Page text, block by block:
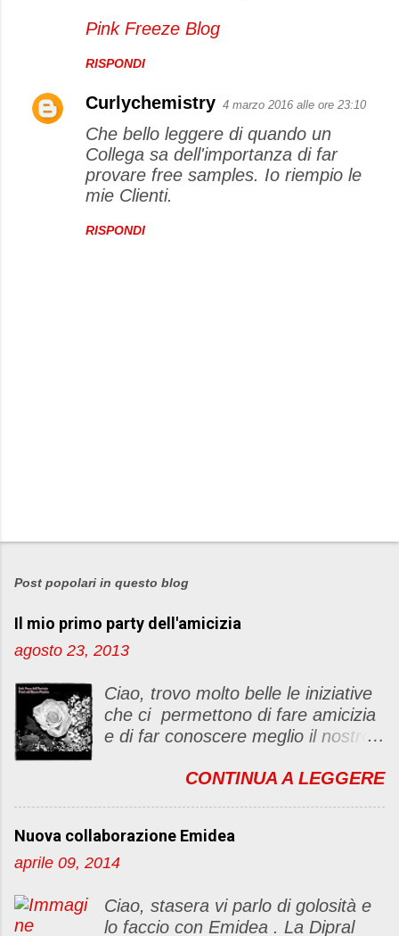
Pink Freeze Blog
RISPONDI
Curlychemistry 4 marzo 2016 alle ore 23:10
Che bello leggere di quando un
Collega sa dell'importanza di far
provare free samples. Io riempio le
mie Clienti.
RISPONDI
P
s
a
u
c
o
m
m
t
o
Post popolari in questo blog
Il mio primo party dell'amicizia
agosto 23, 2013
Ciao, trovo molto belle le iniziative
che ci permettono di fare amicizia
e di far conoscere meglio il nostro
un "party" dell'amicizia .... Mi
post, ma anche di sentimenti ed
emozioni. Non siete obbligate a
avete il tempo bene, altrimenti no
problem. :D Le regole sono le
CONTINUA A LEGGERE
Nuova collaborazione Emidea
aprile 09, 2014
Ciao, stasera vi parlo di golosità e
lo faccio con Emidea . La Dipral